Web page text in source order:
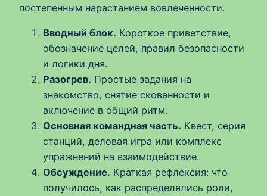
постепенным нарастанием вовлеченности.
Вводный блок. Короткое приветствие,
обозначение целей, правил безопасности
и логики дня.
Разогрев. Простые задания на
знакомство, снятие скованности и
включение в общий ритм.
Основная командная часть. Квест, серия
станций, деловая игра или комплекс
упражнений на взаимодействие.
Обсуждение. Краткая рефлексия: что
получилось, как распределялись роли,